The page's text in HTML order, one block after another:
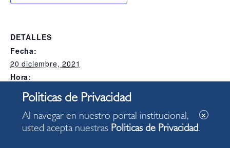
DETALLES
Fecha:
20 diciembre, 2021
Hora:
11:00
Categoría del Evento:
Alcaldia
Al navegar en nuestro portal institucional,
usted acepta nuestras Politicas de Privacidad.